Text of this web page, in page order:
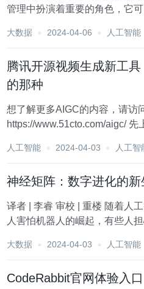
管理中扮演着重要的角色，它
优秀的工作流引擎，各自都有
大数据 2024-04-06 人工智能
腾讯开源视频生成新工
的那种
想了解更多AIGC的内容，请访
https://www.51cto.com/aigc/
噪的无限长度和高保真虚拟人
人工智能 2024-04-03 人工智
神经矩阵：数字进化的
译者 | 李睿 审校 | 重楼 随着人
人害怕机器人的崛起，有些人
将会如何诞生。 本文不仅介绍电子生命形式将如何诞生，而
大数据 2024-04-03 人工智能
CodeRabbit官网体验入